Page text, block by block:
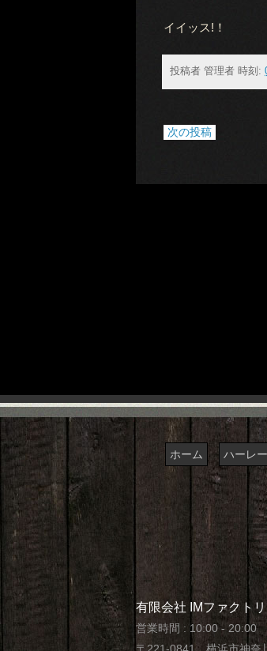
イイッス!！
投稿者 管理者 時刻:
次の投稿
ホーム ハーレ
有限会社 IMファクト
営業時間 : 10:00 - 20:00